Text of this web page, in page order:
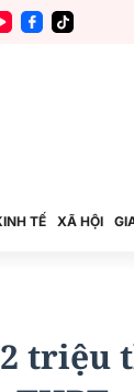
TẾ XÃ HỘI